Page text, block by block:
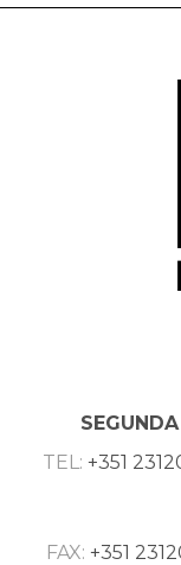
TEL: +351
FAX: +351